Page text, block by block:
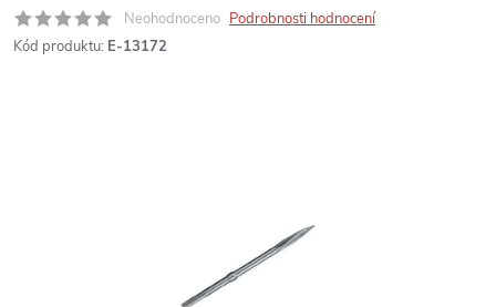
Neohodnoceno Podrobnosti hodnocení
Kód produktu: E-13172